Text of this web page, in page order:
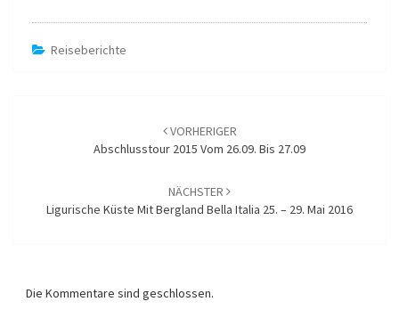
Reiseberichte
VORHERIGER
Abschlusstour 2015 Vom 26.09. Bis 27.09
NÄCHSTER
Ligurische Küste Mit Bergland Bella Italia 25. – 29. Mai 2016
Die Kommentare sind geschlossen.